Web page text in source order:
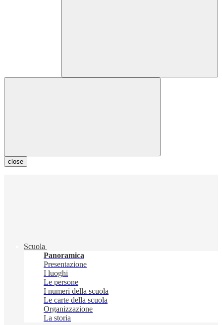
close
Scuola
Panoramica
Presentazione
I luoghi
Le persone
I numeri della scuola
Le carte della scuola
Organizzazione
La storia